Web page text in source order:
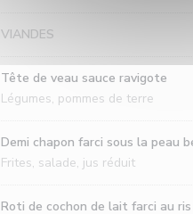
VIANDES
Tête de veau sauce ravigote
Légumes, pommes de terre
Demi chapon farci sous la peau
Frites, salade, jus réduit
Roti de cochon de lait farci au